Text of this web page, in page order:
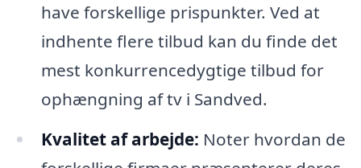
have forskellige prispunkter. Ved at
indhente flere tilbud kan du finde det
mest konkurrencedygtige tilbud for
ophængning af tv i Sandved.
Kvalitet af arbejde: Noter hvordan de